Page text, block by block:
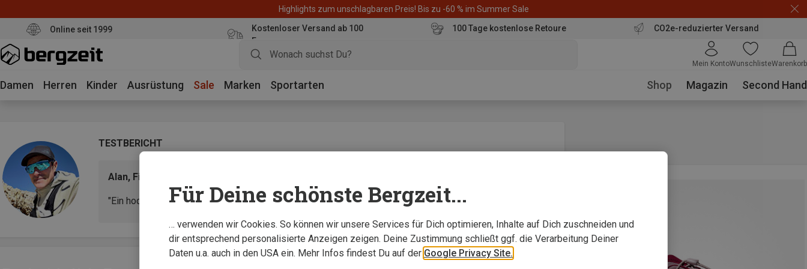
Highlights zum unschlagbaren Preis! Bis zu -60 % im Summer Sale
Online seit 1999
Kostenloser Versand ab 100
Euro
100 Tage kostenlose Retoure CO2e-reduzierter Versand
Mein KontoWunschlisteWarenkorb
Damen Herren Kinder Ausrüstung Sale Marken Sportarten Shop Magazin Second Hand
TESTBERICHT
Alan, Filialberater & Produktexperte
"Ein hochwertiger Sneaker mit Gore‑Tex – ideal für Stadt, Alltag und Reisen."
Für Deine schönste Bergzeit...
… verwenden wir Cookies. So können wir unsere Services für Dich optimieren, Inhalte auf Dich zuschneiden und
dir entsprechend personalisierte Anzeigen zeigen. Deine Zustimmung schließt ggf. die Verarbeitung Deiner
Daten u.a. auch in den USA ein. Mehr Infos findest Du auf der Google Privacy Site.